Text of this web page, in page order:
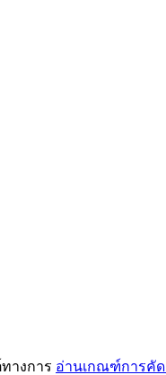
างการ อ่านเกณฑ์การคัด